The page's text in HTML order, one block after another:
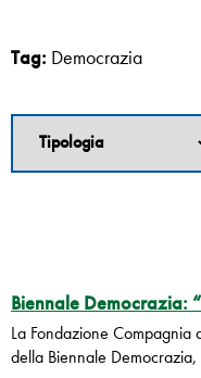
Tag: Democrazia
Biennale Democrazia:
La Fondazione Compagnia
della Biennale Democrazia,